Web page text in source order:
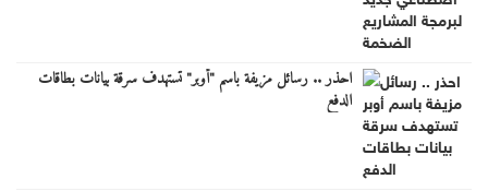
احذر .. رسائل مزيفة باسم "أوبر" تستهدف سرقة بيانات بطاقات
الدفع